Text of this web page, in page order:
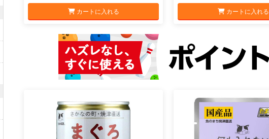
カートに入れる カートに入れる